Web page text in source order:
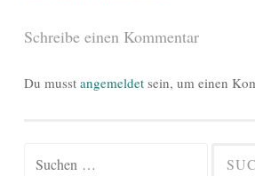
Schreibe einen Kommentar
Du musst angemeldet sein, um einen
Suchen